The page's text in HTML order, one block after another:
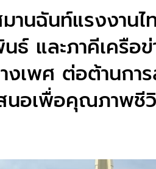
านฉันท์แรงงาน
ธ์ และภาคีเครือ
งเพศ ต่อต้านกา
สนอเพื่อคุณภาพชี